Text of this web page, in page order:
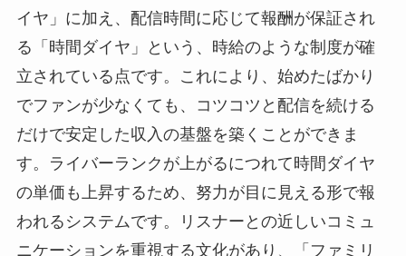
イヤ」に加え、配信時間に応じて報酬が保証され
る「時間ダイヤ」という、時給のような制度が確
立されている点です。これにより、始めたばかり
でファンが少なくても、コツコツと配信を続ける
だけで安定した収入の基盤を築くことができま
す。ライバーランクが上がるにつれて時間ダイヤ
の単価も上昇するため、努力が目に見える形で報
われるシステムです。リスナーとの近しいコミュ
ニケーションを重視する文化があり、「ファミリ